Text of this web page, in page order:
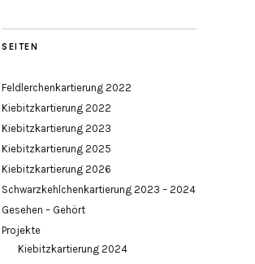
SEITEN
Feldlerchenkartierung 2022
Kiebitzkartierung 2022
Kiebitzkartierung 2023
Kiebitzkartierung 2025
Kiebitzkartierung 2026
Schwarzkehlchenkartierung 2023 – 2024
Gesehen – Gehört
Projekte
Kiebitzkartierung 2024